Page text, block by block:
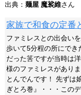
出典： 麺屋 魔裟維さん
家族で和食の定番
ファミレスとの出会い
歩いて5分程の所にでき
だった筈ですが当時は
様のファミレスがあり
とんでんです！ 先ずは
ぎとろ巻』・・・この